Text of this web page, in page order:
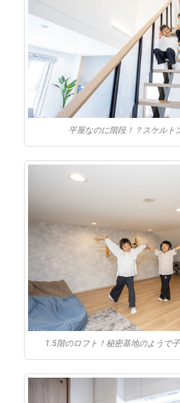
平屋なのに階段！？スケルト
1.5階のロフト！秘密基地のようで